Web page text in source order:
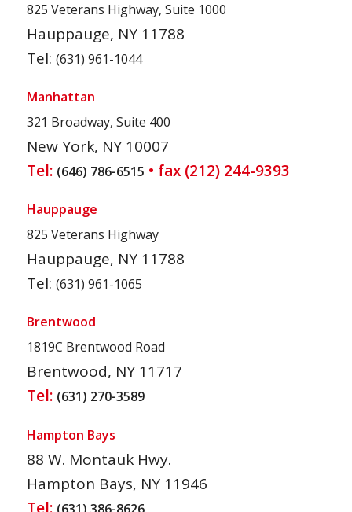
825 Veterans Highway, Suite 1000
Hauppauge, NY 11788
Tel: (631) 961-1044
Manhattan
321 Broadway, Suite 400
New York, NY 10007
Tel: (646) 786-6515 • fax (212) 244-9393
Hauppauge
825 Veterans Highway
Hauppauge, NY 11788
Tel: (631) 961-1065
Brentwood
1819C Brentwood Road
Brentwood, NY 11717
Tel: (631) 270-3589
Hampton Bays
88 W. Montauk Hwy.
Hampton Bays, NY 11946
Tel: (631) 386-8626